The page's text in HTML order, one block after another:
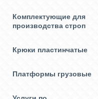
Комплектующие для
производства строп
Крюки пластинчатые
Платформы грузовые